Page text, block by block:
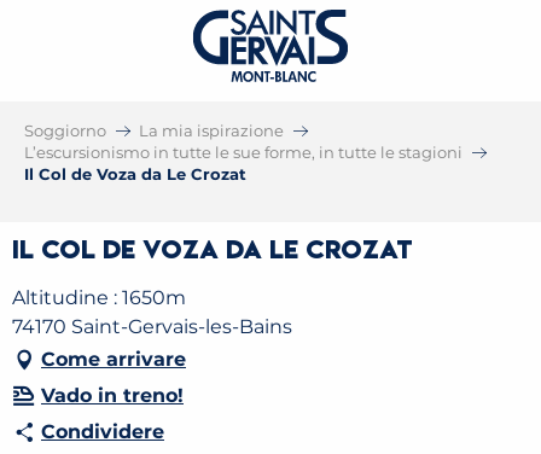
Soggiorno
La mia ispirazione
L’escursionismo in tutte le sue forme, in tutte le stagioni
Il Col de Voza da Le Crozat
Il Col de Voza da Le Crozat
Altitudine : 1650m
74170 Saint-Gervais-les-Bains
Come arrivare
Vado in treno!
Condividere